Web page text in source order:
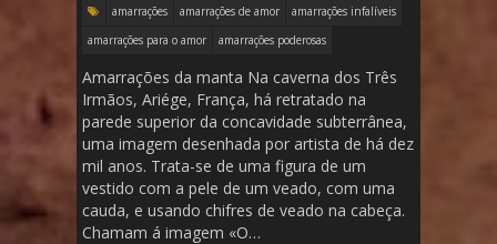
amarrações
amarrações de amor
amarrações infalíveis
amarrações para o amor
amarrações poderosas
Amarrações da manta Na caverna dos Três
Irmãos, Ariége, França, há retratado na
parede superior da concavidade subterrânea,
uma imagem desenhada por artista de há dez
mil anos. Trata-se de uma figura de um
vestido com a pele de um veado, com uma
cauda, e usando chifres de veado na cabeça.
Chamam á imagem «O…